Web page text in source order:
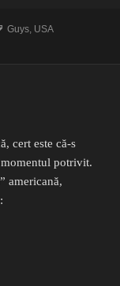
Etichete
Guys, USA
cert este că-s
potrivit.
americană,